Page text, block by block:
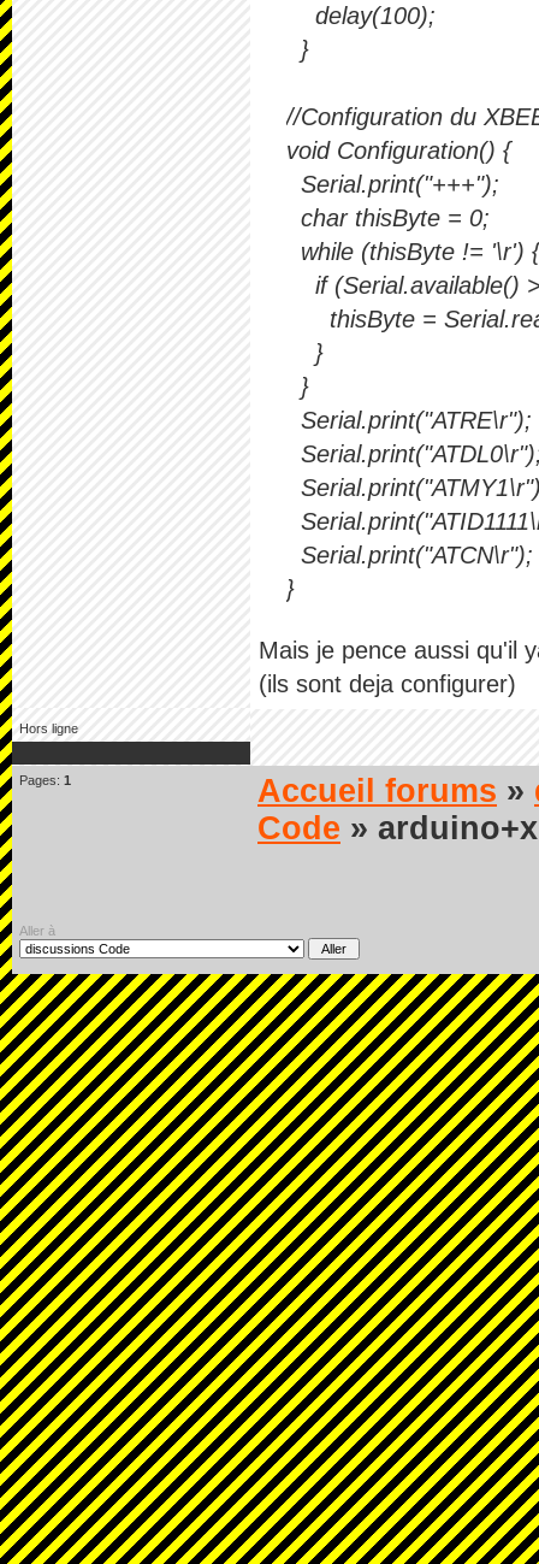
delay(100);
}
//Configuration du
void Configuration() {
Serial.print("+++");
char thisByte = 0;
while (thisByte != '\r') {
if (Serial.available()
thisByte =
}
}
Serial.print("ATRE\r");
Serial.print("ATCN\r");
}
Mais je pence aussi qu'il
(ils sont deja configurer)
Hors ligne
Pages: 1 Accueil forums »
Code »
Aller à